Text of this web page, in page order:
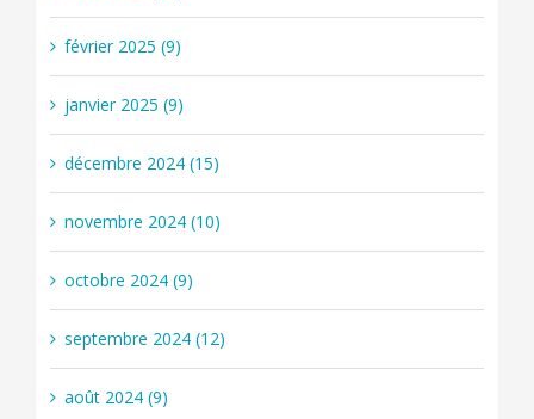
février 2025 (9)
janvier 2025 (9)
décembre 2024 (15)
novembre 2024 (10)
octobre 2024 (9)
septembre 2024 (12)
août 2024 (9)